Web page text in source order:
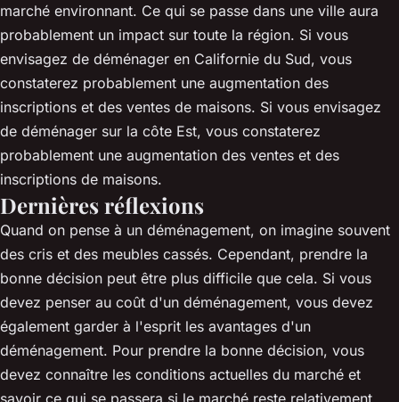
marché environnant. Ce qui se passe dans une ville aura
probablement un impact sur toute la région. Si vous
envisagez de déménager en Californie du Sud, vous
constaterez probablement une augmentation des
inscriptions et des ventes de maisons. Si vous envisagez
de déménager sur la côte Est, vous constaterez
probablement une augmentation des ventes et des
inscriptions de maisons.
Dernières réflexions
Quand on pense à un déménagement, on imagine souvent
des cris et des meubles cassés. Cependant, prendre la
bonne décision peut être plus difficile que cela. Si vous
devez penser au coût d'un déménagement, vous devez
également garder à l'esprit les avantages d'un
déménagement. Pour prendre la bonne décision, vous
devez connaître les conditions actuelles du marché et
savoir ce qui se passera si le marché reste relativement